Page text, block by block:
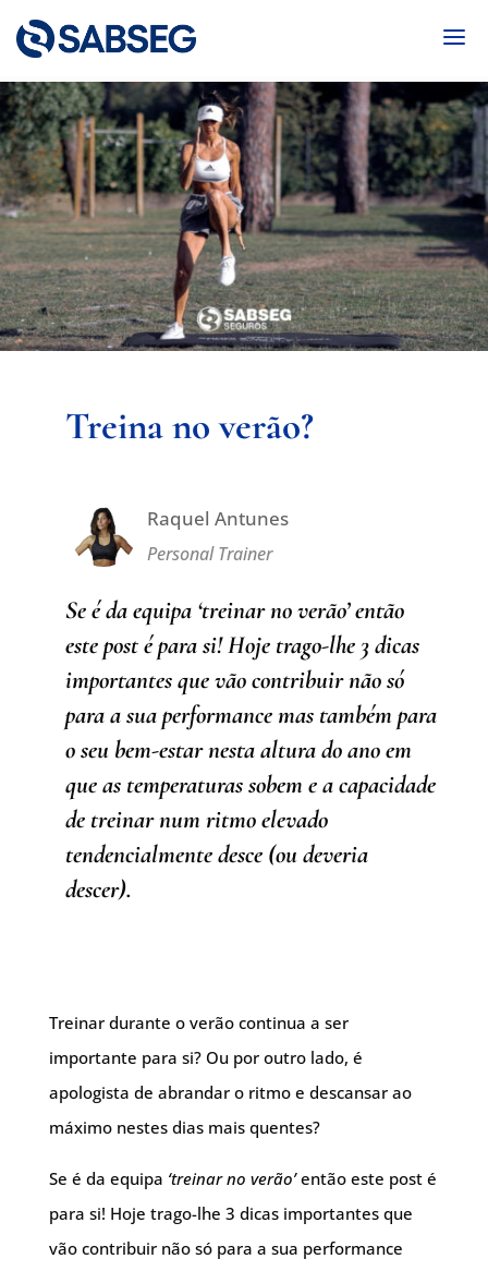
Treina no verão?
Raquel Antunes
Personal Trainer
Se é da equipa ‘treinar no verão’ então
este post é para si! Hoje trago-lhe 3 dicas
importantes que vão contribuir não só
para a sua performance mas também para
o seu bem-estar nesta altura do ano em
que as temperaturas sobem e a capacidade
de treinar num ritmo elevado
tendencialmente desce (ou deveria
descer).
Treinar durante o verão continua a ser
importante para si? Ou por outro lado, é
apologista de abrandar o ritmo e descansar ao
máximo nestes dias mais quentes?
Se é da equipa ‘treinar no verão’então este post é
para si! Hoje trago-lhe 3 dicas importantes que
vão contribuir não só para a sua performance